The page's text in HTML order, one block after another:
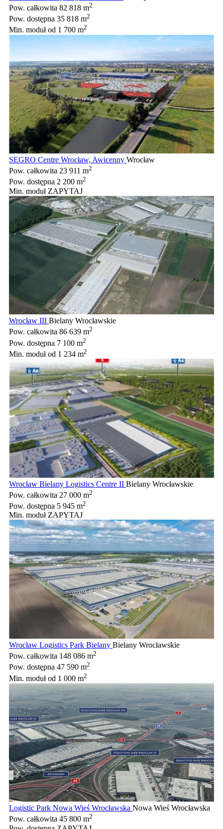
Pow. całkowita 82 818 m2
Pow. dostępna 35 818 m2
Min. modułod 1 700 m2
SEGRO Centre Wrocław, Awicenny Wrocław
Pow. całkowita 23 911 m2
Pow. dostępna 2 200 m2
Min. moduł ZAPYTAJ
Wrocław III Bielany Wrocławskie
Pow. całkowita 86 639 m2
Pow. dostępna 7 100 m2
Min. modułod 1 234 m2
Wrocław Bielany Logistics Centre II Bielany Wrocławskie
Pow. całkowita 27 000 m2
Pow. dostępna 5 945 m2
Min. moduł ZAPYTAJ
Wrocław Logistics Park Bielany Bielany Wrocławskie
Pow. całkowita 148 086 m2
Pow. dostępna 47 590 m2
Min. modułod 1 000 m2
Logistic Park Nowa Wieś Wrocławska Nowa Wieś Wrocławska
Pow. całkowita 45 800 m2